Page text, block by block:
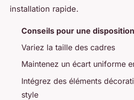
installation rapide.
Conseils pour une
Variez la taille des cadres
Maintenez un écart uniforme
Intégrez des éléments
style